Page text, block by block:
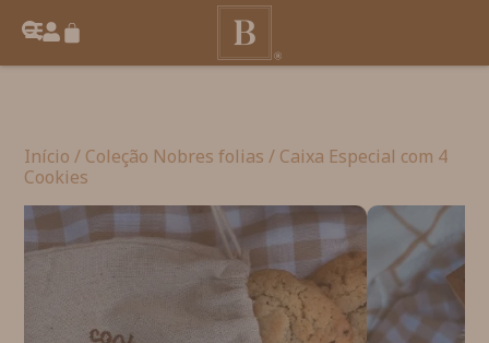
Início / Coleção Nobres folias / Caixa Especial com 4
Cookies